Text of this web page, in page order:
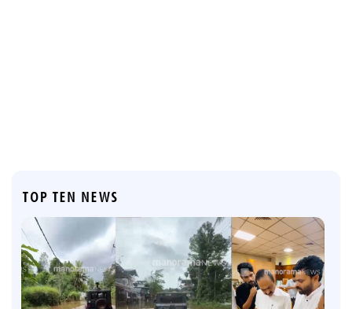
TOP TEN NEWS